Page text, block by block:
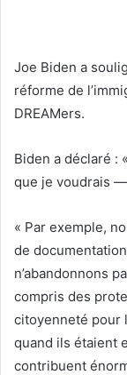
Joe Biden a
réforme de
DREAMers.
Biden a déclaré :
que je voudrais
« Par exemple,
de
n’abandonnons
compris des
citoyenneté pour
quand ils étaient
contribuent